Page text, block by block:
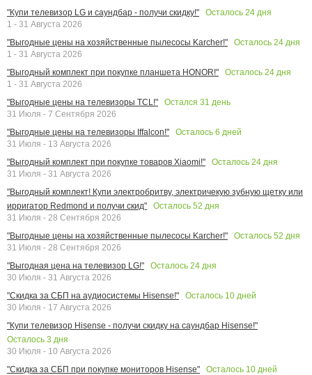
"Купи телевизор LG и саундбар - получи скидку!"
Осталось 24 дня
1 - 31 Августа 2026
"Выгодные цены на хозяйственные пылесосы Karcher!"
Осталось 24 дня
1 - 31 Августа 2026
"Выгодный комплект при покупке планшета HONOR!"
Осталось 24 дня
1 - 31 Августа 2026
"Выгодные цены на телевизоры TCL!"
Остался 31 день
31 Июля - 7 Сентября 2026
"Выгодные цены на телевизоры Iffalcon!"
Осталось 6 дней
31 Июля - 13 Августа 2026
"Выгодный комплект при покупке товаров Xiaomi!"
Осталось 24 дня
31 Июля - 31 Августа 2026
"Выгодный комплект! Купи электробритву, электричекую зубную щетку или
ирригатор Redmond и получи скид"
Осталось 52 дня
31 Июля - 28 Сентября 2026
"Выгодные цены на хозяйственные пылесосы Karcher!"
Осталось 52 дня
31 Июля - 28 Сентября 2026
"Выгодная цена на телевизор LG!"
Осталось 24 дня
30 Июля - 31 Августа 2026
"Скидка за СБП на аудиосистемы Hisense!"
Осталось 10 дней
30 Июля - 17 Августа 2026
"Купи телевизор Hisense - получи скидку на саундбар Hisense!"
Осталось 3 дня
30 Июля - 10 Августа 2026
"Скидка за СБП при покупке мониторов Hisense"
Осталось 10 дней